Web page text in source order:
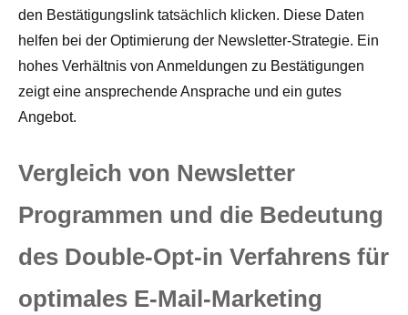
den Bestätigungslink tatsächlich klicken. Diese Daten
helfen bei der Optimierung der Newsletter-Strategie. Ein
hohes Verhältnis von Anmeldungen zu Bestätigungen
zeigt eine ansprechende Ansprache und ein gutes
Angebot.
Vergleich von Newsletter
Programmen und die Bedeutung
des Double-Opt-in Verfahrens für
optimales E-Mail-Marketing